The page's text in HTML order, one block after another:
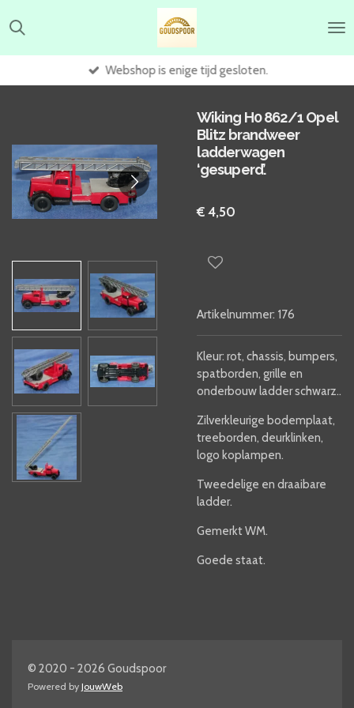
direct
hoofdinhoud
Webshop is enige tijd gesloten.
Wiking H0 862/1 Opel
Blitz brandweer
ladderwagen
‘gesuperd’.
€ 4,50
Artikelnummer: 176
Kleur: rot, chassis, bumpers,
spatborden, grille en
onderbouw ladder schwarz..
Zilverkleurige bodemplaat,
treeborden, deurklinken,
logo koplampen.
Tweedelige en draaibare
ladder.
Gemerkt WM.
Goede staat.
© 2020 - 2026 Goudspoor
Powered by JouwWeb